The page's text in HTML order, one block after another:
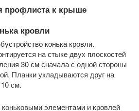
профлиста к крыше
кровли
конька кровли.
на стыке двух плоскостей
30 см сначала с одной стороны
Планки укладываются друг на
см.
элементами и кровлей